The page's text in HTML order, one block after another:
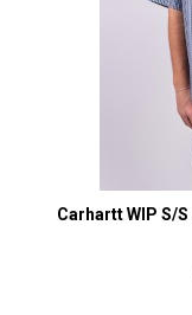
Carhartt WIP S/